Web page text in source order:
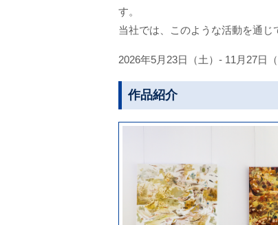
す。
当社では、このような活動を通じ
2026年5月23日（土）- 11月27日（
作品紹介